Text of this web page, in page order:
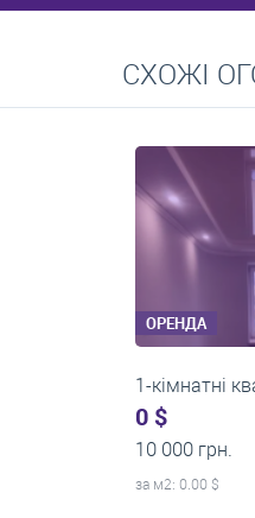
Середні ціни на
СХОЖІ
ОРЕНДА
1-кімнатні
0 $
11 200 грн.
за м2: 0.00 $